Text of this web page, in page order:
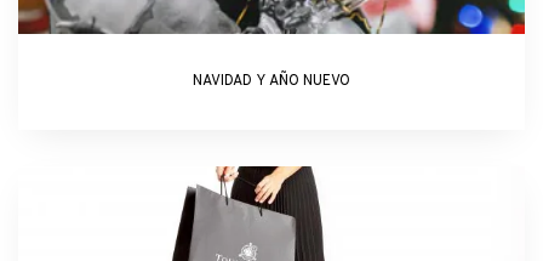
NAVIDAD Y AÑO NUEVO